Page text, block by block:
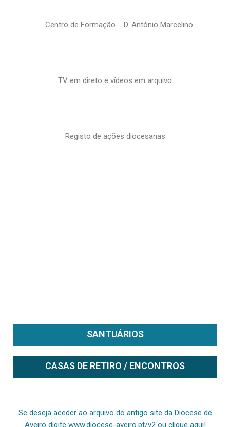
Centro de Formação D. António Marcelino
TV em direto e vídeos em arquivo
Registo de ações diocesanas
SANTUÁRIOS
CASAS DE RETIRO / ENCONTROS
Se deseja aceder ao arquivo do antigo site da Diocese de
Aveiro digite www.diocese-aveiro.pt/v2 ou clique aqui!